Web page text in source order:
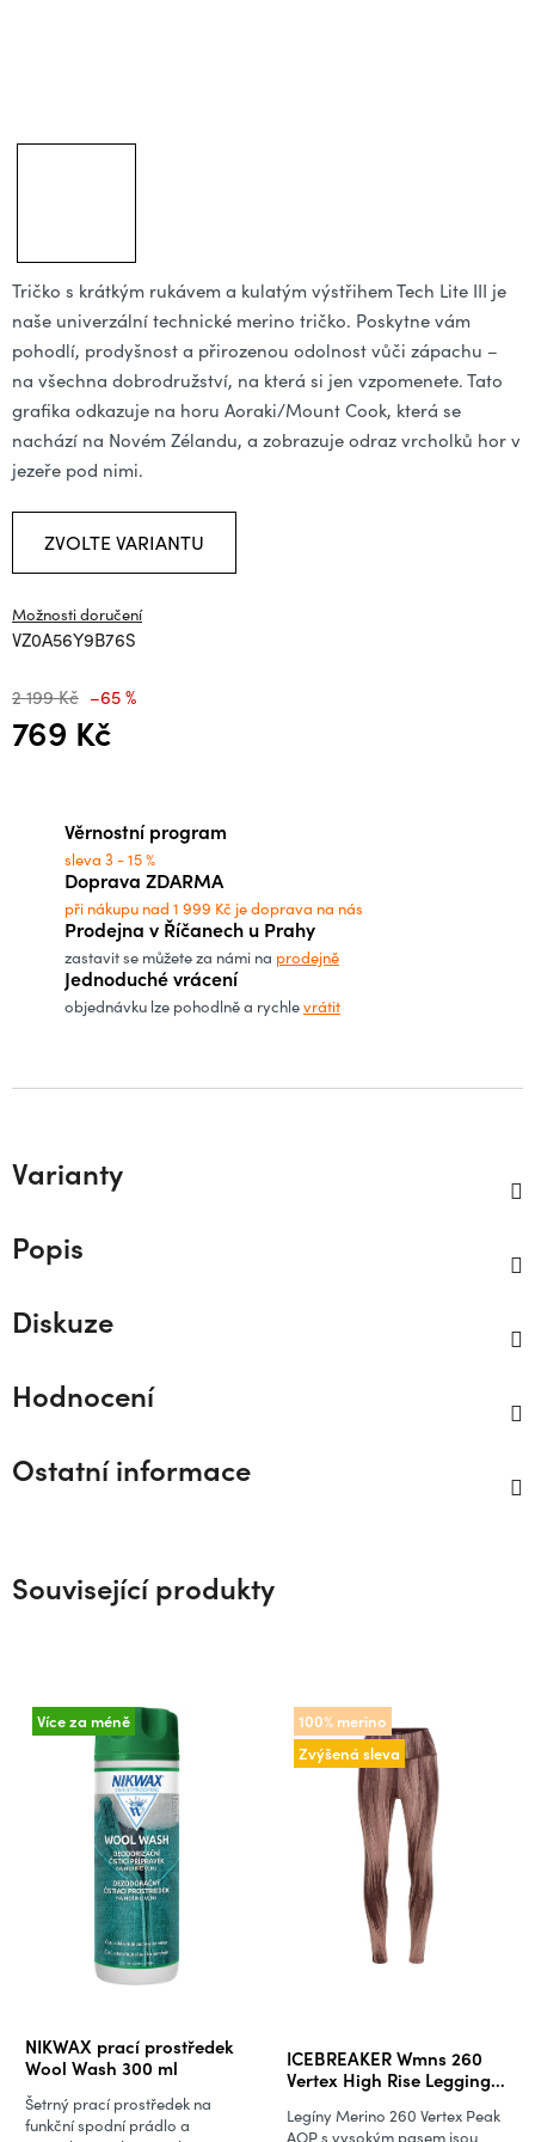
Tričko s krátkým rukávem a kulatým výstřihem Tech Lite III je
naše univerzální technické merino tričko. Poskytne vám
pohodlí, prodyšnost a přirozenou odolnost vůči zápachu –
na všechna dobrodružství, na která si jen vzpomenete. Tato
grafika odkazuje na horu Aoraki/Mount Cook, která se
nachází na Novém Zélandu, a zobrazuje odraz vrcholků hor v
jezeře pod nimi.
ZVOLTE VARIANTU
Možnosti doručení
VZ0A56Y9B76S
2 199 Kč –65 %
769 Kč
Věrnostní program
sleva 3 - 15 %
Doprava ZDARMA
při nákupu nad 1 999 Kč je doprava na nás
Prodejna v Říčanech u Prahy
zastavit se můžete za námi na prodejně
Jednoduché vrácení
objednávku lze pohodlně a rychlevrátit
Varianty
Popis
Diskuze
Hodnocení
Ostatní informace
Související produkty
Více za méně
NIKWAX prací prostředek
Wool Wash 300 ml
Průměrné
hodnocení
produktu
je
Šetrný prací prostředek na
funkční spodní prádlo a
100% merino
Zvýšená sleva
ICEBREAKER Wmns 260
Vertex High Rise Leggings
(vzorek)
Legíny Merino 260 Vertex Peak
AOP s vysokým pasem jsou